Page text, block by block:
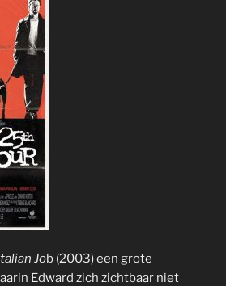
Job (2003) een grote
Edward zich zichtbaar niet